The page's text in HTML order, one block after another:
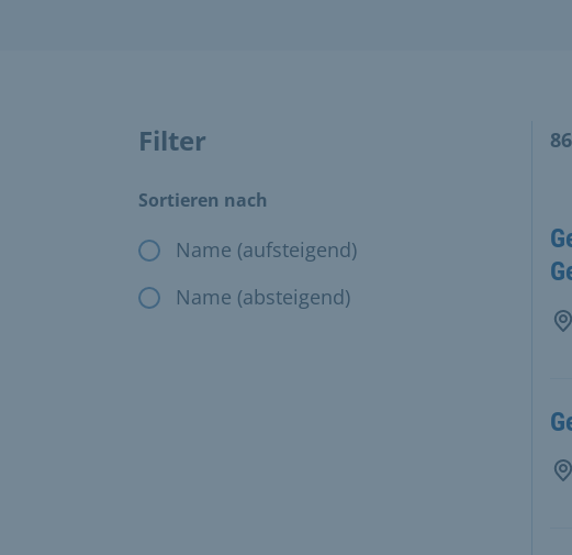
Filter
Das Ändern der Filter, ändert die angezeigten
Sortieren nach
Name (aufsteigend)
Name (absteigend)
86